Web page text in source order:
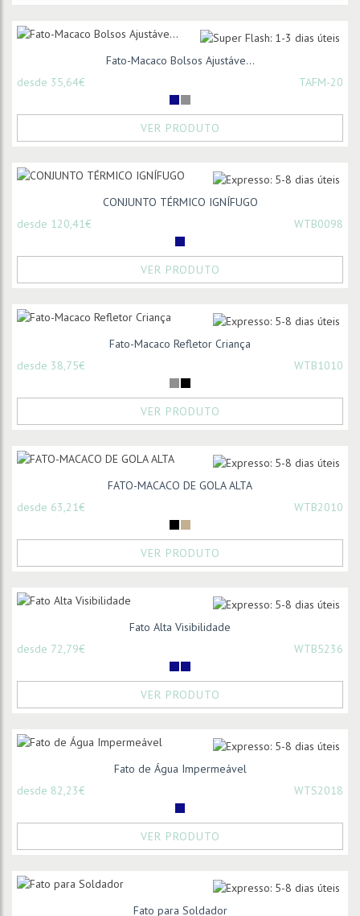
Fato-Macaco Bolsos Ajustáve...
desde 35,64€
TAFM-20
VER PRODUTO
CONJUNTO TÉRMICO IGNÍFUGO
desde 120,41€
WTB0098
VER PRODUTO
Fato-Macaco Refletor Criança
desde 38,75€
WTB1010
VER PRODUTO
FATO-MACACO DE GOLA ALTA
desde 63,21€
WTB2010
VER PRODUTO
Fato Alta Visibilidade
desde 72,79€
WTB5236
VER PRODUTO
Fato de Água Impermeável
desde 82,23€
WTS2018
VER PRODUTO
Fato para Soldador